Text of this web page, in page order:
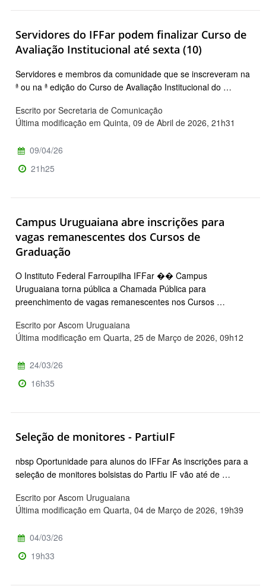
Servidores do IFFar podem finalizar Curso de
Avaliação Institucional até sexta (10)
Servidores e membros da comunidade que se inscreveram na
ª ou na ª edição do Curso de Avaliação Institucional do …
Escrito por Secretaria de Comunicação
Última modificação em Quinta, 09 de Abril de 2026, 21h31
09/04/26
21h25
Campus Uruguaiana abre inscrições para
vagas remanescentes dos Cursos de
Graduação
O Instituto Federal Farroupilha IFFar �� Campus
Uruguaiana torna pública a Chamada Pública para
preenchimento de vagas remanescentes nos Cursos …
Escrito por Ascom Uruguaiana
Última modificação em Quarta, 25 de Março de 2026, 09h12
24/03/26
16h35
Seleção de monitores - PartiuIF
nbsp Oportunidade para alunos do IFFar As inscrições para a
seleção de monitores bolsistas do Partiu IF vão até de …
Escrito por Ascom Uruguaiana
Última modificação em Quarta, 04 de Março de 2026, 19h39
04/03/26
19h33